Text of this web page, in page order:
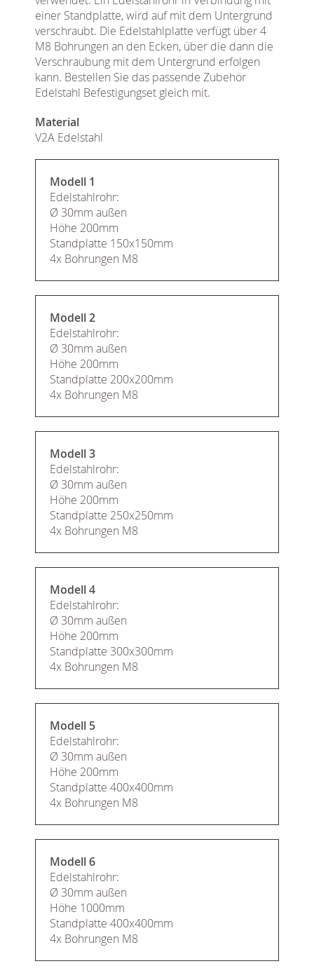
einer Standplatte, wird auf mit dem Untergrund
verschraubt. Die Edelstahlplatte verfügt über 4
M8 Bohrungen an den Ecken, über die dann die
Verschraubung mit dem Untergrund erfolgen
kann. Bestellen Sie das passende Zubehör
Edelstahl Befestigungset gleich mit.
Material
V2A Edelstahl
Modell 1
Edelstahlrohr:
Ø 30mm außen
Höhe 200mm
Standplatte 150x150mm
4x Bohrungen M8
Modell 2
Edelstahlrohr:
Ø 30mm außen
Höhe 200mm
Standplatte 200x200mm
4x Bohrungen M8
Modell 3
Edelstahlrohr:
Ø 30mm außen
Höhe 200mm
Standplatte 250x250mm
4x Bohrungen M8
Modell 4
Edelstahlrohr:
Ø 30mm außen
Höhe 200mm
Standplatte 300x300mm
4x Bohrungen M8
Modell 5
Edelstahlrohr:
Ø 30mm außen
Höhe 200mm
Standplatte 400x400mm
4x Bohrungen M8
Modell 6
Edelstahlrohr:
Ø 30mm außen
Höhe 1000mm
Standplatte 400x400mm
4x Bohrungen M8